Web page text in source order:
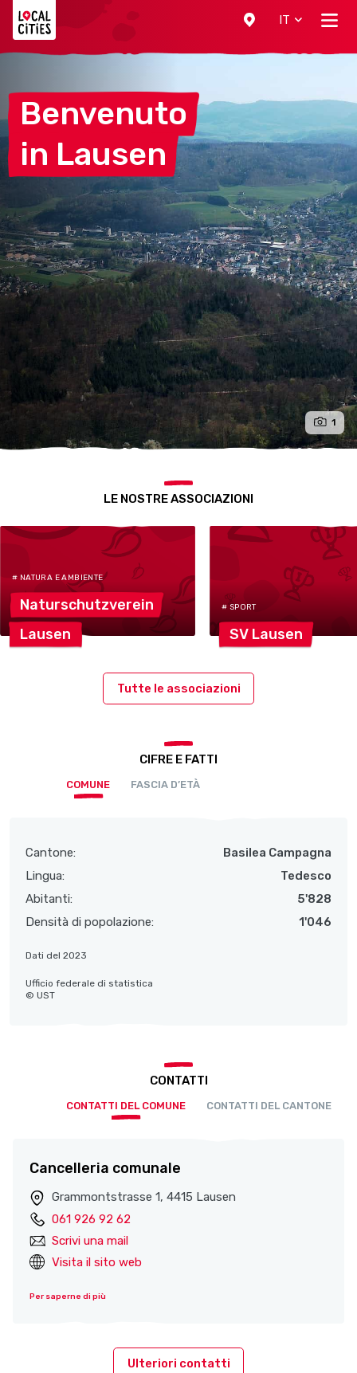
IT
Benvenuto
in Lausen
1
LE NOSTRE ASSOCIAZIONI
# NATURA E AMBIENTE
Naturschutzverein
Lausen
# SPORT
SV Lausen
Tutte le associazioni
CIFRE E FATTI
COMUNE FASCIA D’ETÀ
Cantone:
Basilea Campagna
Lingua:
Tedesco
Abitanti:
5'828
Densità di popolazione:
1'046
Dati del 2023
Ufficio federale di statistica
© UST
CONTATTI
CONTATTI DEL COMUNE CONTATTI DEL CANTONE
Cancelleria comunale
Grammontstrasse 1, 4415 Lausen
061 926 92 62
Scrivi una mail
Visita il sito web
Per saperne di più
Ulteriori contatti